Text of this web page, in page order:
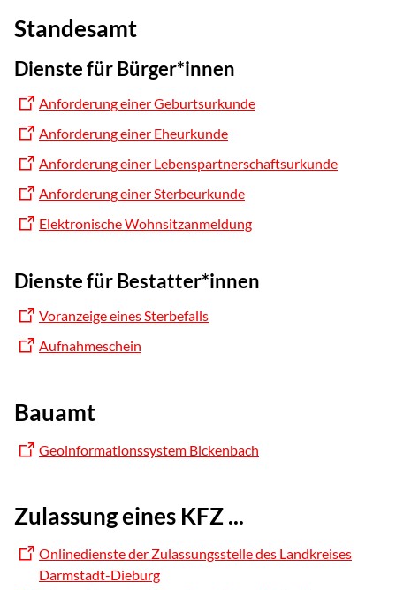
Standesamt
Dienste für Bürger*innen
Anforderung einer Geburtsurkunde
Anforderung einer Eheurkunde
Anforderung einer Lebenspartnerschaftsurkunde
Anforderung einer Sterbeurkunde
Elektronische Wohnsitzanmeldung
Dienste für Bestatter*innen
Voranzeige eines Sterbefalls
Aufnahmeschein
Bauamt
Geoinformationssystem Bickenbach
Zulassung eines KFZ ...
Onlinedienste der Zulassungsstelle des Landkreises
Darmstadt-Dieburg